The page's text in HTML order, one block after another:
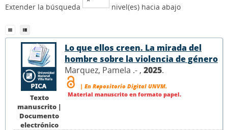
Extender la búsqueda nivel(es) hacia abajo
Texto
manuscrito |
Documento
electrónico
Lo que ellos creen. La mirada del
hombre sobre la violencia de género
Marquez, Pamela .- , 2025.
| En Repositorio Digital UNVM.
Material manuscrito en formato papel.